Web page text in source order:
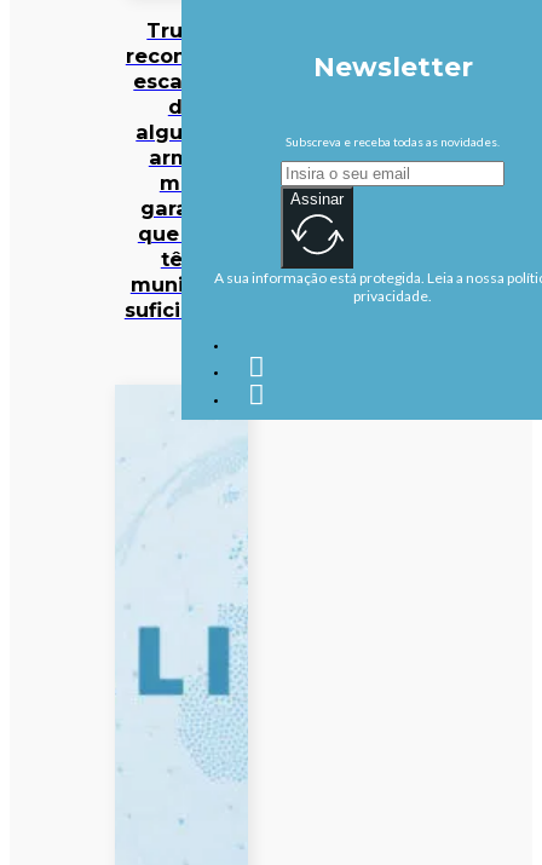
Trump
reconhece
escassez
de
algumas
armas
mas
garante
que EUA
têm
munições
suficientes
Newsletter
Subscreva e receba todas as novidades.
Assinar
A sua informação está protegida. Leia a nossa
privacidade.